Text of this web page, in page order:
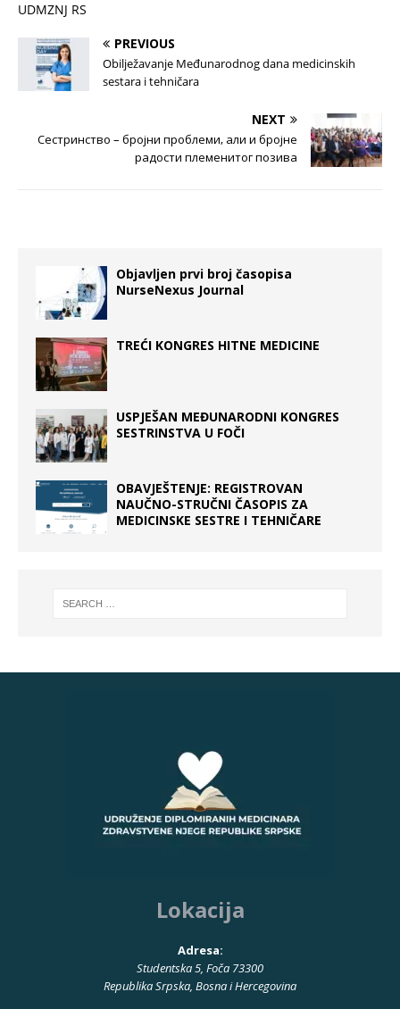
UDMZNJ RS
PREVIOUS
Obilježavanje Međunarodnog dana medicinskih
sestara i tehničara
NEXT
Сестринство – бројни проблеми, али и бројне
радости племенитог позива
Objavljen prvi broj časopisa
NurseNexus Journal
TREĆI KONGRES HITNE MEDICINE
USPJEŠAN MEĐUNARODNI KONGRES
SESTRINSTVA U FOČI
OBAVJEŠTENJE: REGISTROVAN
NAUČNO-STRUČNI ČASOPIS ZA
MEDICINSKE SESTRE I TEHNIČARE
Lokacija
Adresa:
Studentska 5, Foča 73300
Republika Srpska, Bosna i Hercegovina